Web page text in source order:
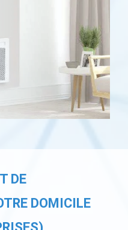
DE
DOMICILE